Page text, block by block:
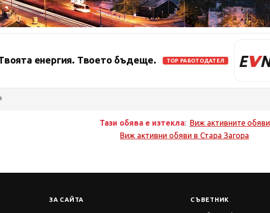
енергия. Твоето бъдеще. TOP РАБОТОДАТЕЛ
Тази обява е изтекла: Виж активните обяви
Виж активни обяви в Стара Загора
ЗА САЙТА СЪВЕТНИК